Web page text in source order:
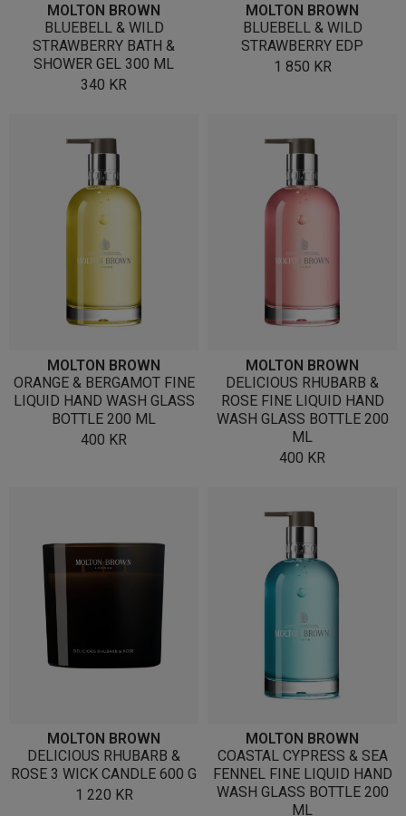
MOLTON BROWN
BLUEBELL & WILD
STRAWBERRY BATH &
SHOWER GEL 300 ML
340 KR
MOLTON BROWN
BLUEBELL & WILD
STRAWBERRY EDP
1 850 KR
MOLTON BROWN
ORANGE & BERGAMOT FINE
LIQUID HAND WASH GLASS
BOTTLE 200 ML
400 KR
MOLTON BROWN
DELICIOUS RHUBARB &
ROSE FINE LIQUID HAND
WASH GLASS BOTTLE 200
ML
400 KR
MOLTON BROWN
DELICIOUS RHUBARB &
ROSE 3 WICK CANDLE 600 G
1 220 KR
MOLTON BROWN
COASTAL CYPRESS & SEA
FENNEL FINE LIQUID HAND
WASH GLASS BOTTLE 200
ML